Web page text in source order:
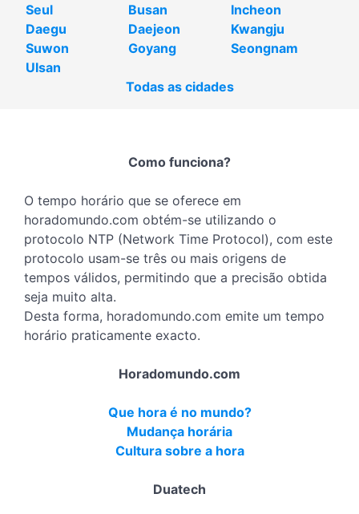
Seul
Busan
Incheon
Daegu
Daejeon
Kwangju
Suwon
Goyang
Seongnam
Ulsan
Todas as cidades
Como funciona?
O tempo horário que se oferece em
horadomundo.com obtém-se utilizando o
protocolo NTP (Network Time Protocol), com este
protocolo usam-se três ou mais origens de
tempos válidos, permitindo que a precisão obtida
seja muito alta.
Desta forma, horadomundo.com emite um tempo
horário praticamente exacto.
Horadomundo.com
Que hora é no mundo?
Mudança horária
Cultura sobre a hora
Duatech